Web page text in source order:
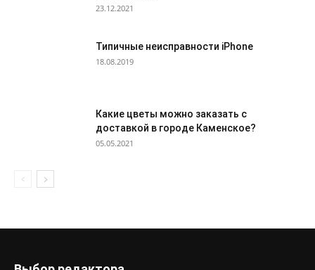
23.12.2021
Типичные неисправности iPhone
18.08.2019
Какие цветы можно заказать с
доставкой в городе Каменское?
05.05.2021